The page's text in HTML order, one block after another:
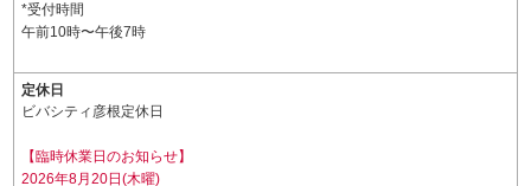
*受付時間
午前10時〜午後7時
定休日
ビバシティ彦根定休日
【臨時休業日のお知らせ】
2026年8月20日(木曜)